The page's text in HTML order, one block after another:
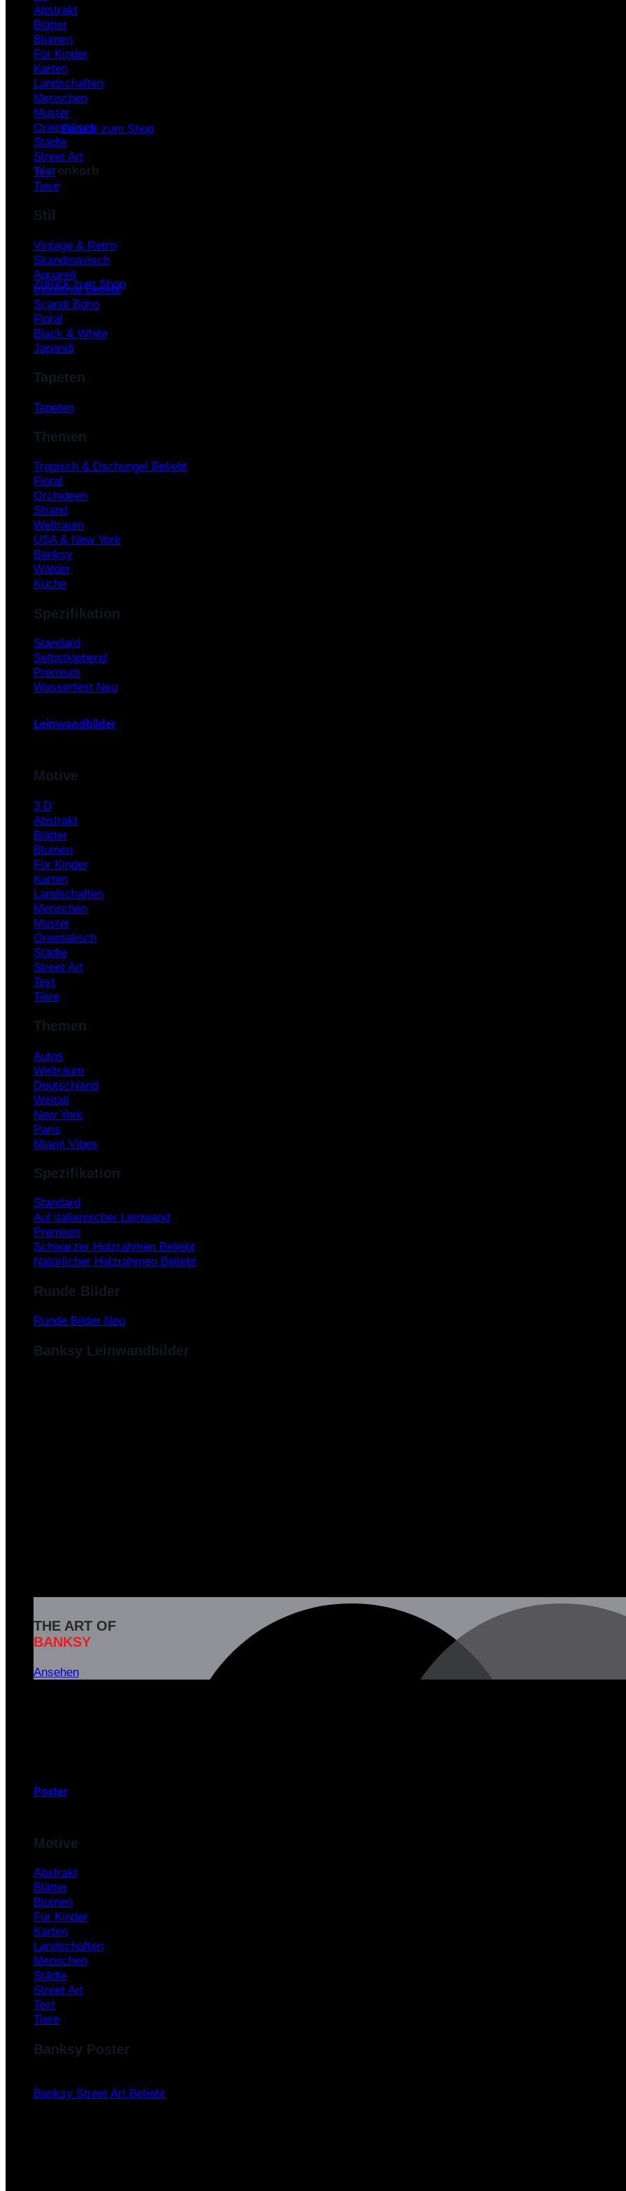
Warenkorb /
Es befinden sich keine Produkte im Warenkorb.
Zurück zum Shop
Warenkorb
Es befinden sich keine Produkte im Warenkorb.
Zurück zum Shop
Abstrakt
Blätter
Blumen
Für Kinder
Karten
Landschaften
Menschen
Muster
Orientalisch
Städte
Street Art
Text
Tiere
Stil
Vintage & Retro
Skandinavisch
Aquarell
Industrial
Scandi Boho
Floral
Black & White
Japandi
Tapeten
Tapeten
Themen
Tropisch & Dschungel
Floral
Orchideen
Strand
Weltraum
USA & New York
Banksy
Wälder
Küche
Spezifikation
Standard
Selbstklebend
Premium
Wasserfest
Leinwandbilder
Motive
3 D
Abstrakt
Blätter
Blumen
Für Kinder
Karten
Landschaften
Menschen
Muster
Orientalisch
Städte
Street Art
Text
Tiere
Themen
Autos
Weltraum
Deutschland
Weltall
New York
Paris
Miami Vibes
Spezifikation
Standard
Auf italienischer Leinwand
Premium
Schwarzer Holzrahmen
Natürlicher Holzrahmen
Runde Bilder
Runde Bilder
Banksy Leinwandbilder
THE ART OF
BANKSY
Ansehen
Poster
Motive
Abstrakt
Blätter
Blumen
Für Kinder
Karten
Landschaften
Menschen
Städte
Street Art
Text
Tiere
Banksy Poster
Banksy Street Art